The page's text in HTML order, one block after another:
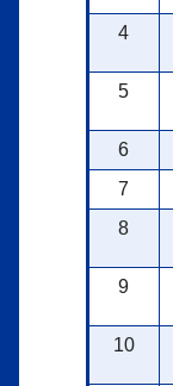
4
5
6
7
8
9
10